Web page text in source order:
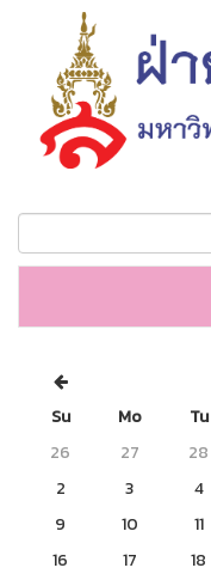
Su
Mo Tu
26
27 28
2
3 4
9
10 11
16
17 18